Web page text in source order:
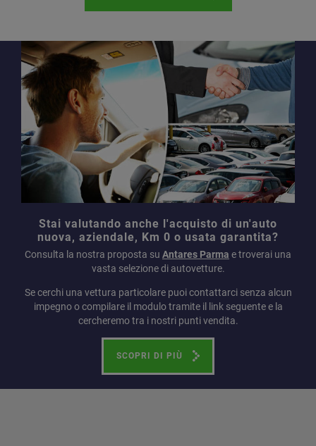
Stai valutando anche l'acquisto di un'auto
nuova, aziendale, Km 0 o usata garantita?
Consulta la nostra proposta su Antares Parma e troverai una
vasta selezione di autovetture.
Se cerchi una vettura particolare puoi contattarci senza alcun
impegno o compilare il modulo tramite il link seguente e la
cercheremo tra i nostri punti vendita.
SCOPRI DI PIÙ